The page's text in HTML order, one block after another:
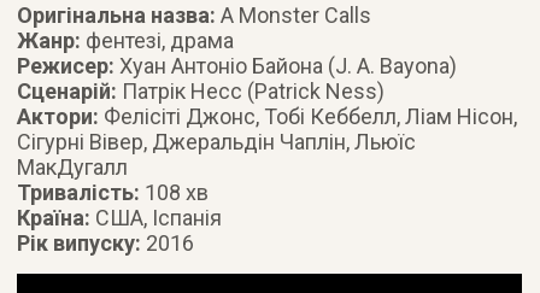
Оригінальна назва:A Monster Calls
Жанр: фентезі, драма
Режисер: Хуан Антоніо Байона (J. A. Bayona)
Сценарій: Патрік Несс (Patrick Ness)
Актори: Фелісіті Джонс, Тобі Кеббелл, Ліам Нісон,
Сігурні Вівер, Джеральдін Чаплін, Льюїс
МакДугалл
Тривалість: 108 хв
Країна: США, Іспанія
Рік випуску: 2016